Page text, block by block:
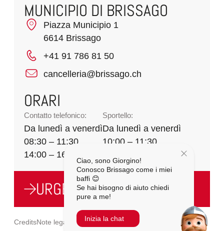
MUNICIPIO DI BRISSAGO
Piazza Municipio 1
6614 Brissago
+41 91 786 81 50
cancelleria@brissago.ch
ORARI
Contatto telefonico:
Da lunedì a venerdì
08:30 – 11:30
14:00 – 16:00
Sportello:
Da lunedì a venerdì
10:00 – 11:30
URGENZE
CreditsNote legali Privacy Policy Cookie Policy
Ciao, sono Giorgino!
Conosco Brissago come i miei
baffi 😊
Se hai bisogno di aiuto chiedi
pure a me!
Inizia la chat